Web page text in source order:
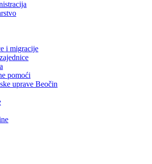
i migracije
pomoći
uprave Beočin